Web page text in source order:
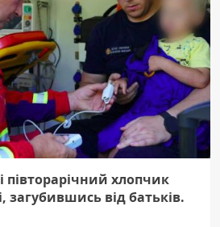
хлопчик
загубившись від батьків.